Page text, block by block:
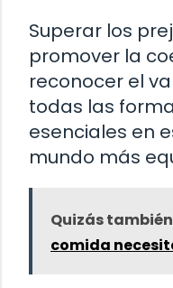
Superar los
promover la
reconocer el
todas las
esenciales en
mundo más
Quizás
comida